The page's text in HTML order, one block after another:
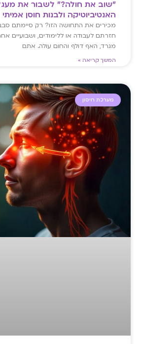
"שוב את חולה?" לשבור את
האנטיביוטיקה ולבנות חוסן אמיתי
מכירים את התחושה הזו? רק סיימתם סבב
חזרתם לעבודה או ללימודים, ושבועיים
מגרד, האף דולף והחום עולה. אתם
המשך קריאה »
מערכת חיסון